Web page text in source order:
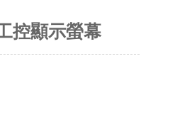
控顯示螢幕